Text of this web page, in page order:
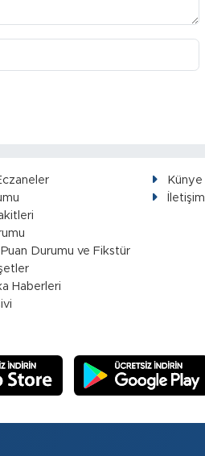
Durumu ve Fikstür
Haberleri
Künye
İletişim